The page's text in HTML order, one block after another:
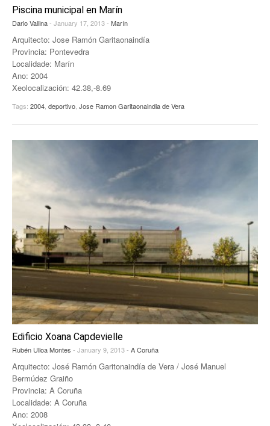
Piscina municipal en Marín
Dario Vallina- January 17, 2013 - Marín
Arquitecto: Jose Ramón Garitaonaindía
Provincia: Pontevedra
Localidade: Marín
Ano: 2004
Xeolocalización: 42.38,-8.69
Tags: 2004 deportivo Jose Ramon Garitaonaindia de Vera
Edificio Xoana Capdevielle
Rubén Ulloa Montes - January 9, 2013 - A Coruña
Arquitecto: José Ramón Garitonaindía de Vera / José Manuel
Bermúdez Graiño
Provincia: A Coruña
Localidade: A Coruña
Ano: 2008